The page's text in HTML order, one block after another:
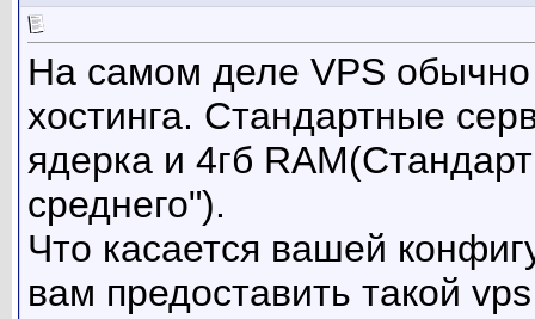
На самом деле VPS обычно
хостинга. Стандартные
ядерка и 4гб
среднего").
Что касается вашей
вам предоставить такой